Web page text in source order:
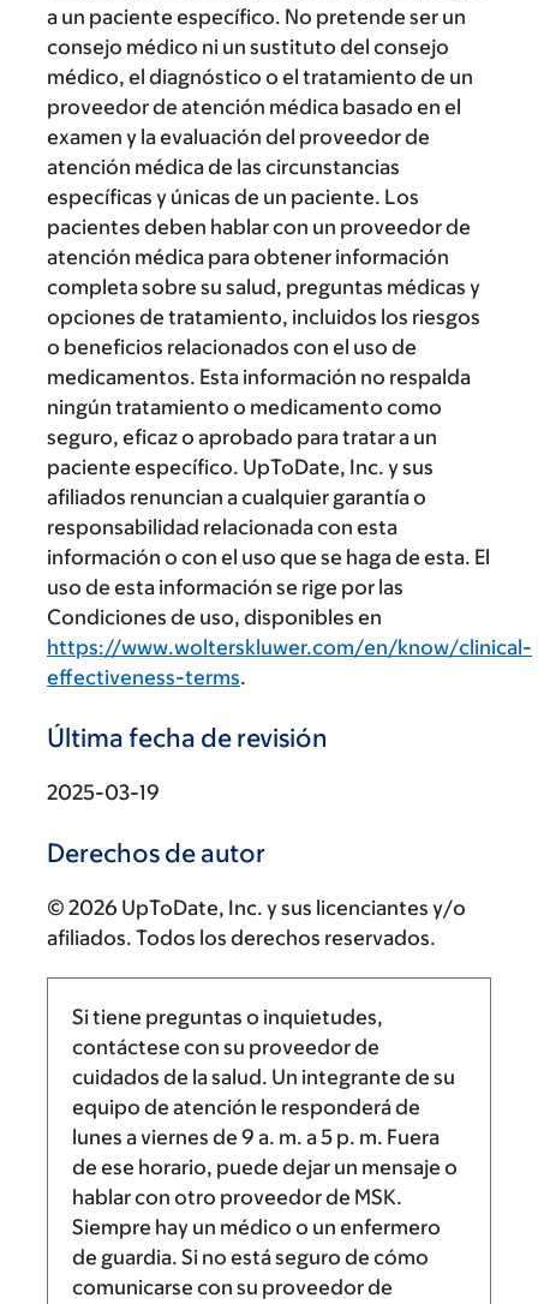
a un paciente específico. No pretende ser un
consejo médico ni un sustituto del consejo
médico, el diagnóstico o el tratamiento de un
proveedor de atención médica basado en el
examen y la evaluación del proveedor de
atención médica de las circunstancias
específicas y únicas de un paciente. Los
pacientes deben hablar con un proveedor de
atención médica para obtener información
completa sobre su salud, preguntas médicas y
opciones de tratamiento, incluidos los riesgos
o beneficios relacionados con el uso de
medicamentos. Esta información no respalda
ningún tratamiento o medicamento como
seguro, eficaz o aprobado para tratar a un
paciente específico. UpToDate, Inc. y sus
afiliados renuncian a cualquier garantía o
responsabilidad relacionada con esta
información o con el uso que se haga de esta. El
uso de esta información se rige por las
Condiciones de uso, disponibles en
https://www.wolterskluwer.com/en/know/clinical-
effectiveness-terms.
Última fecha de revisión
2025-03-19
Derechos de autor
© 2026 UpToDate, Inc. y sus licenciantes y/o
afiliados. Todos los derechos reservados.
Si tiene preguntas o inquietudes,
contáctese con su proveedor de
cuidados de la salud. Un integrante de su
equipo de atención le responderá de
lunes a viernes de 9 a. m. a5 p. m. Fuera
de ese horario, puede dejar un mensaje o
hablar con otro proveedor de MSK.
Siempre hay un médico o un enfermero
de guardia. Si no está seguro de cómo
comunicarse con su proveedor de